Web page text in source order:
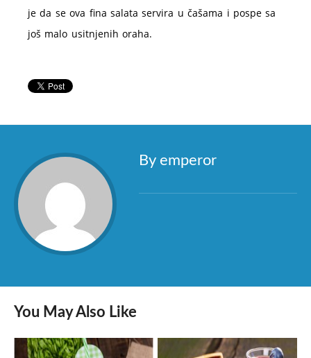
je da se ova fina salata servira u čašama i pospe sa
još malo usitnjenih oraha.
By emperor
You May Also Like